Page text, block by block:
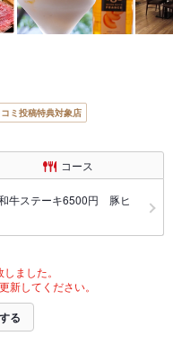
ミ投稿特典対象店
コース
牛ステーキ6500円 豚ヒ
ました。
新してください。
る